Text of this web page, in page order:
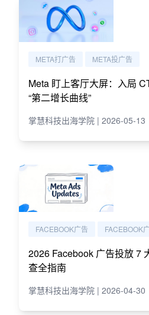
META打广告 META投广告
Meta 盯上客厅大屏：入局
“第二增长曲线”
掌慧科技出海学院 | 2026-05-13
FACEBOOK广告 FACEBOOK
2026 Facebook 广告投放 7
查全指南
掌慧科技出海学院 | 2026-04-30